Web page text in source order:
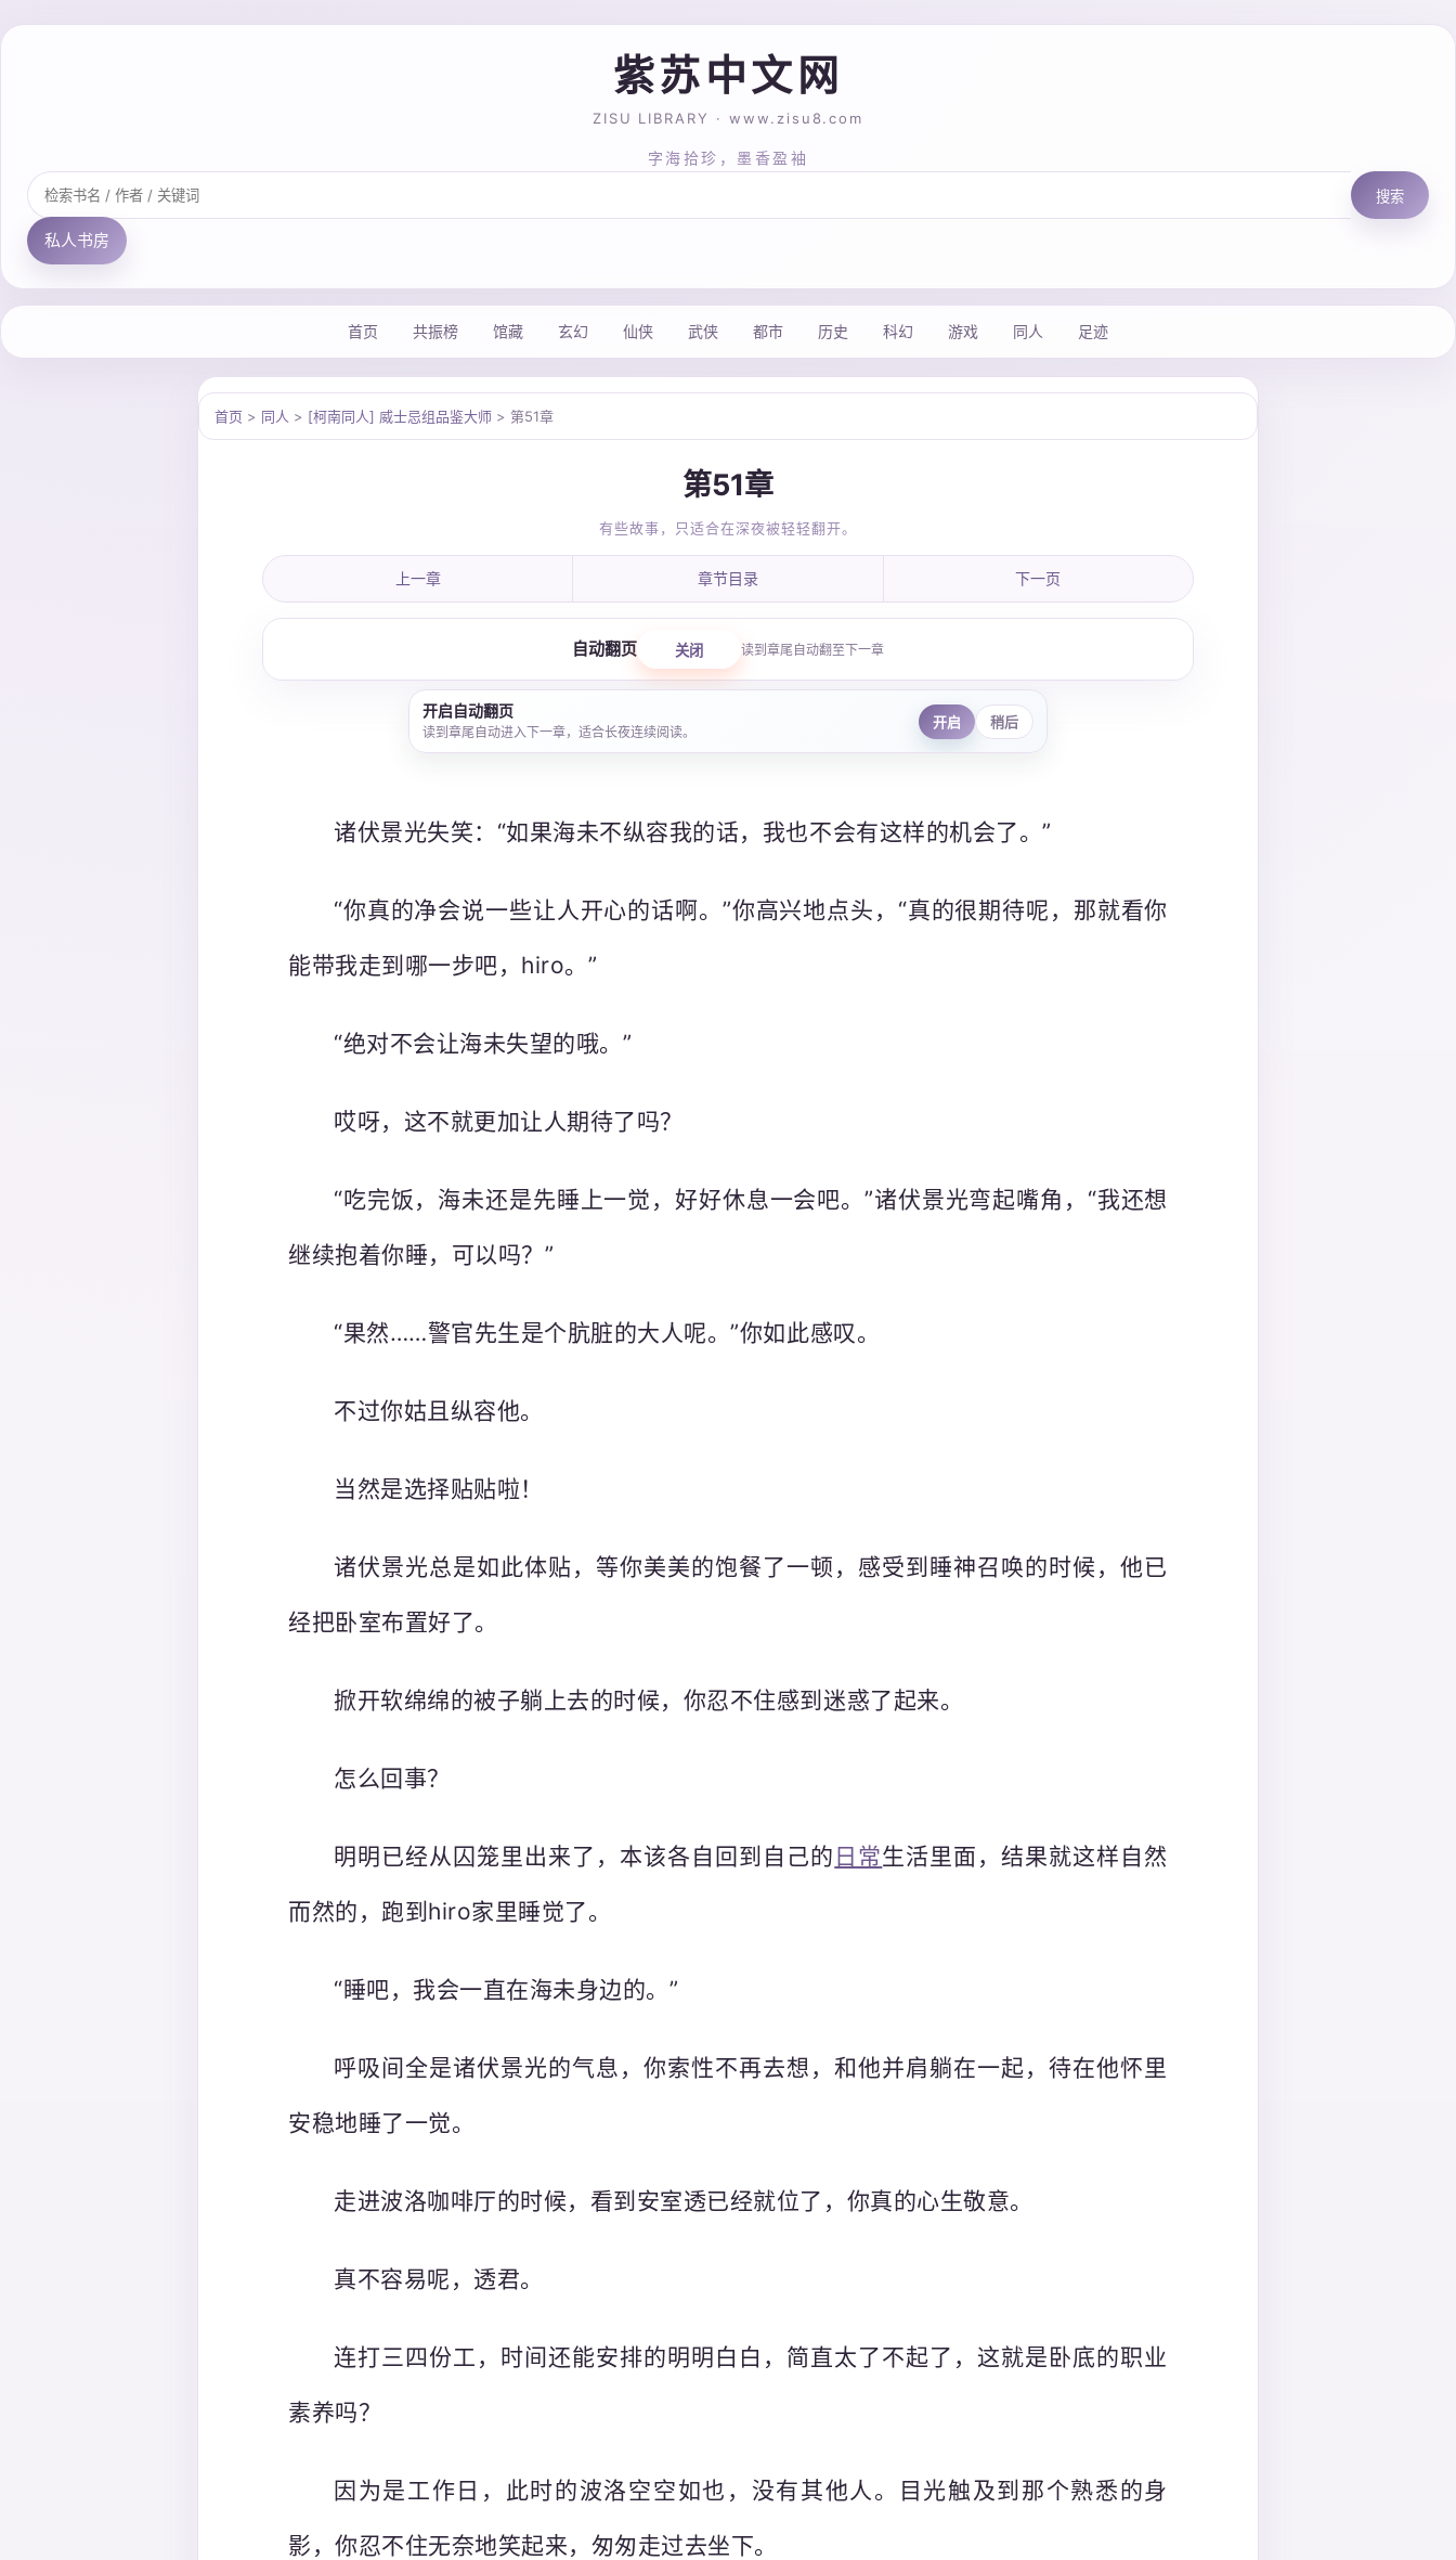
紫苏中文网
ZISU LIBRARY · www.zisu8.com
字海拾珍，墨香盈袖
搜索
私人书房
首页 共振榜 馆藏 玄幻 仙侠 武侠 都市 历史 科幻 游戏 同人 足迹
首页 > 同人 > [柯南同人] 威士忌组品鉴大师 > 第51章
第51章
有些故事，只适合在深夜被轻轻翻开。
上一章 章节目录 下一页
自动翻页 关闭 读到章尾自动翻至下一章
开启自动翻页
读到章尾自动进入下一章，适合长夜连续阅读。
开启 稍后
诸伏景光失笑：“如果海未不纵容我的话，我也不会有这样的机会了。”
“你真的净会说一些让人开心的话啊。”你高兴地点头，“真的很期待呢，那就看你
能带我走到哪一步吧，hiro。”
“绝对不会让海未失望的哦。”
哎呀，这不就更加让人期待了吗？
“吃完饭，海未还是先睡上一觉，好好休息一会吧。”诸伏景光弯起嘴角，“我还想
继续抱着你睡，可以吗？”
“果然……警官先生是个肮脏的大人呢。”你如此感叹。
不过你姑且纵容他。
当然是选择贴贴啦！
诸伏景光总是如此体贴，等你美美的饱餐了一顿，感受到睡神召唤的时候，他已
经把卧室布置好了。
掀开软绵绵的被子躺上去的时候，你忍不住感到迷惑了起来。
怎么回事？
明明已经从囚笼里出来了，本该各自回到自己的 日常生活里面，结果就这样自然
而然的，跑到hiro家里睡觉了。
“睡吧，我会一直在海未身边的。”
呼吸间全是诸伏景光的气息，你索性不再去想，和他并肩躺在一起，待在他怀里
安稳地睡了一觉。
走进波洛咖啡厅的时候，看到安室透已经就位了，你真的心生敬意。
真不容易呢，透君。
连打三四份工，时间还能安排的明明白白，简直太了不起了，这就是卧底的职业
素养吗？
因为是工作日，此时的波洛空空如也，没有其他人。目光触及到那个熟悉的身
影，你忍不住无奈地笑起来，匆匆走过去坐下。